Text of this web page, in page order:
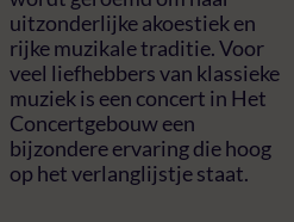
uitzonderlijke akoestiek en
rijke muzikale traditie. Voor
veel liefhebbers van klassieke
muziek is een concert in Het
Concertgebouw een
bijzondere ervaring die hoog
op het verlanglijstje staat.